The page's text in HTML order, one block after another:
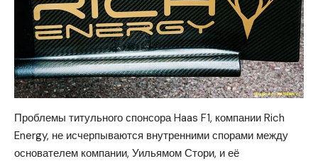
Проблемы титульного спонсора Haas F1, компании Rich
Energy, не исчерпываются внутренними спорами между
основателем компании, Уильямом Стори, и её